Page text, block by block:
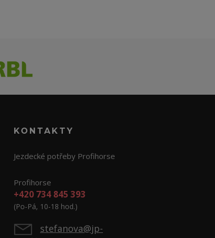
KONTAKTY
Jezdecké potřeby Profihorse
Profihorse
+420 734 845 393
(Po-Pá, 10-18 hod.)
stefanova@jp-